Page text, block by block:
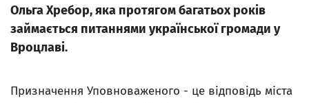
Ольга Хребор, яка протягом багатьох років
займається питаннями української громади у
Вроцлаві.
Призначення Уповноваженого - це відповідь міста